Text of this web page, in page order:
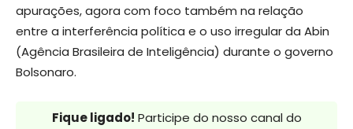
apurações, agora com foco também na relação
entre a interferência política e o uso irregular da Abin
(Agência Brasileira de Inteligência) durante o governo
Bolsonaro.
Fique ligado! Participe do nosso canal do